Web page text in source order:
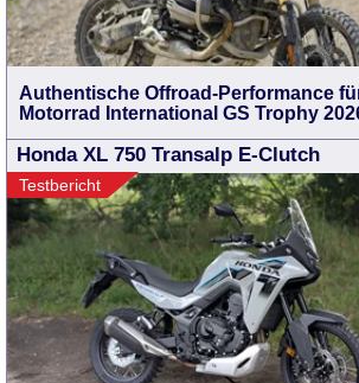
Authentische Offroad-Performance
Motorrad International GS Trophy
Honda XL 750 Transalp E-Clutch
Testbericht